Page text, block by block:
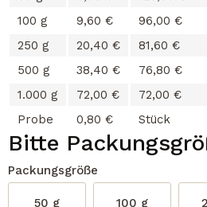
100 g
9,60 €
96,00 €
250 g
20,40 €
81,60 €
500 g
38,40 €
76,80 €
1.000 g
72,00 €
72,00 €
Probe
0,80 € Stück
Bitte
Packungsgröße
50 g 100 g